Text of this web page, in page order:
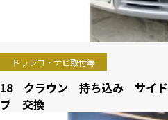
ドラレコ・ナビ取付等
18 クラウン 持ち込み サイド
ブ 交換